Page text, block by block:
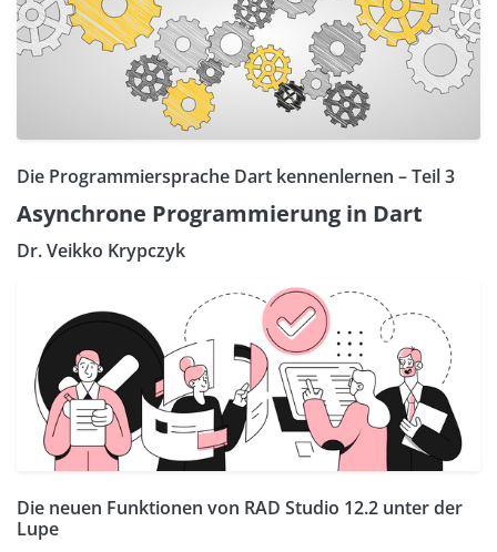
Die Programmiersprache Dart kennenlernen – Teil 3
Asynchrone Programmierung in Dart
Dr. Veikko Krypczyk
Die neuen Funktionen von RAD Studio 12.2 unter der
Lupe